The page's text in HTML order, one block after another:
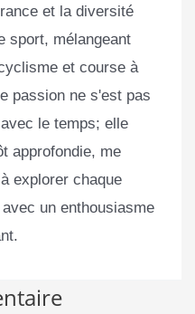
et la diversité
sport, mélangeant
et course à
passion ne s'est pas
le temps; elle
approfondie, me
explorer chaque
un enthousiasme